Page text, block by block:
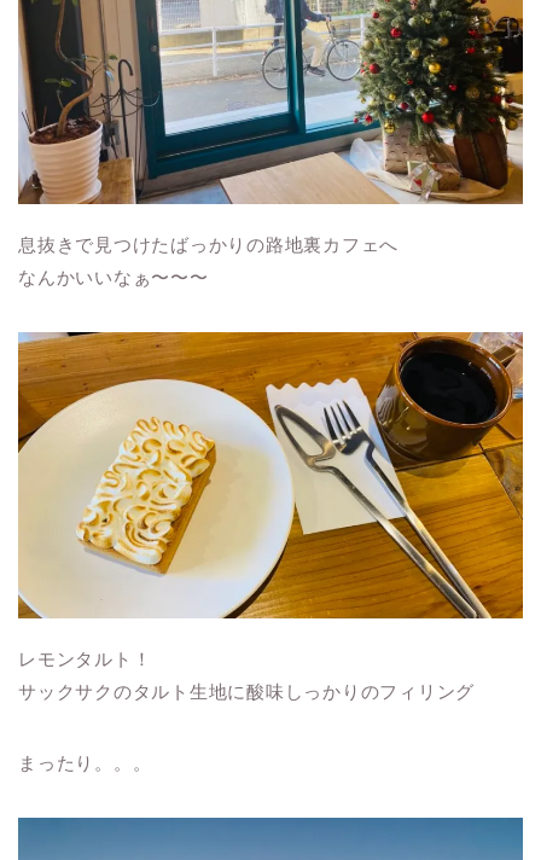
息抜きで見つけたばっかりの路地裏カフェへ
なんかいいなぁ〜〜〜
レモンタルト！
サックサクのタルト生地に酸味しっかりのフィリング
まったり。。。